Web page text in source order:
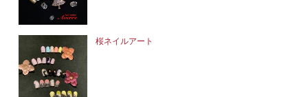
桜ネイルアート